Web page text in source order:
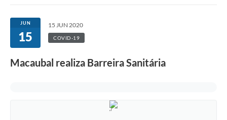
Transparência
JUN
15
15 JUN 2020
COVID-19
Macaubal realiza Barreira Sanitária